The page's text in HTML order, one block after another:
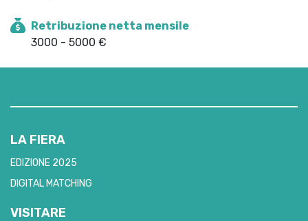
Retribuzione netta mensile
3000 - 5000 €
LA FIERA
EDIZIONE 2025
DIGITAL MATCHING
VISITARE